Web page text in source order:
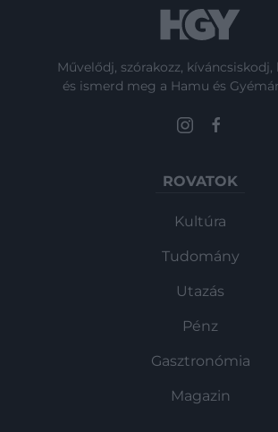
Művelődj, szórakozz, kíváncsiskodj,
és ismerd meg a Hamu és
ROVATOK
Kultúra
Tudomány
Utazás
Pénz
Gasztronómia
Magazin